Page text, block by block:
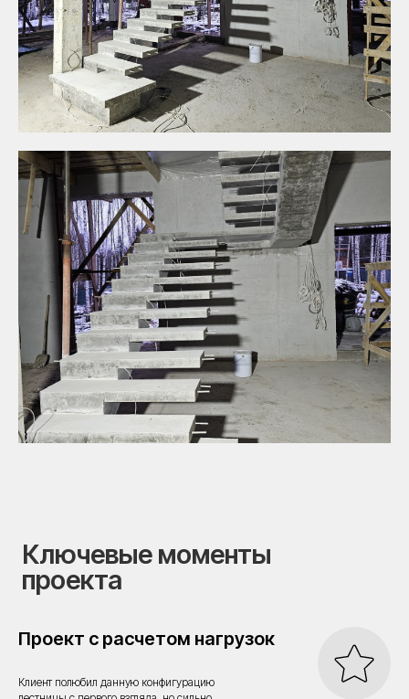
Проект с расчетом нагрузок
Клиент полюбил данную конфигурацию
Отзыв заказчика